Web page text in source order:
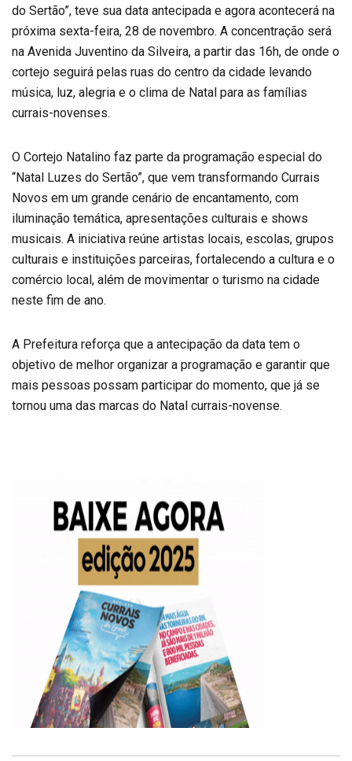
do Sertão”, teve sua data antecipada e agora acontecerá na
próxima sexta-feira, 28 de novembro. A concentração será
na Avenida Juventino da Silveira, a partir das 16h, de onde o
cortejo seguirá pelas ruas do centro da cidade levando
música, luz, alegria e o clima de Natal para as famílias
currais-novenses.
O Cortejo Natalino faz parte da programação especial do
“Natal Luzes do Sertão”, que vem transformando Currais
Novos em um grande cenário de encantamento, com
iluminação temática, apresentações culturais e shows
musicais. A iniciativa reúne artistas locais, escolas, grupos
culturais e instituições parceiras, fortalecendo a cultura e o
comércio local, além de movimentar o turismo na cidade
neste fim de ano.
A Prefeitura reforça que a antecipação da data tem o
objetivo de melhor organizar a programação e garantir que
mais pessoas possam participar do momento, que já se
tornou uma das marcas do Natal currais-novense.